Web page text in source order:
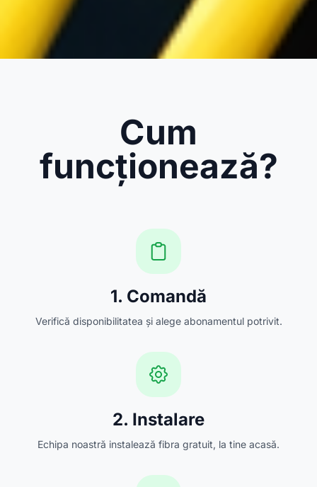
Cum
funcționează?
1. Comandă
Verifică disponibilitatea și alege abonamentul potrivit.
2. Instalare
Echipa noastră instalează fibra gratuit, la tine acasă.